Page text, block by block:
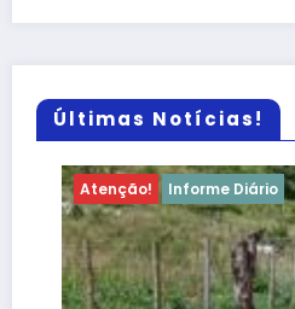
Últimas Notícias!
Atenção! Informe Diário